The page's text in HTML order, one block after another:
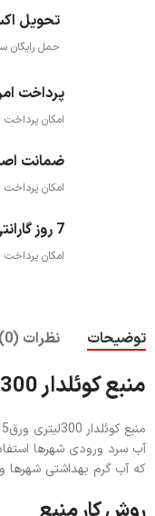
تحویل
حمل رایگان سفارشات
پرداخت
امکان
ضمانت
امکان
7 روز گارانتی بازگشت وجه
امکان
توضیحات نظرات (0)
منبع کوئلدار 300لیتری ورق5
آب سرد ورودی شهرها
که آب گرم بهداشتی شهرها